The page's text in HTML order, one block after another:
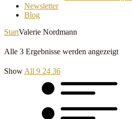
Newsletter
Blog
StartValerie Nordmann
Alle 3 Ergebnisse werden angezeigt
Show All 9 24 36